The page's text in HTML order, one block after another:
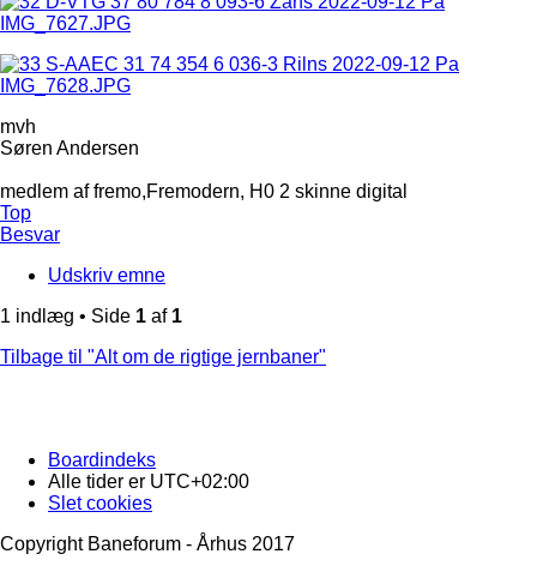
mvh
Søren Andersen
medlem af fremo,Fremodern, H0 2 skinne digital
Top
Besvar
Udskriv emne
1 indlæg • Side 1 af 1
Tilbage til "Alt om de rigtige jernbaner"
Boardindeks
Alle tider er UTC+02:00
Slet cookies
Copyright Baneforum - Århus 2017